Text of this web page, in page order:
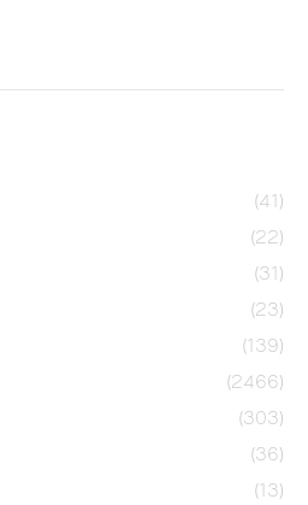
(41)
(22)
(31)
(23)
(139)
(2466)
(303)
(36)
(13)